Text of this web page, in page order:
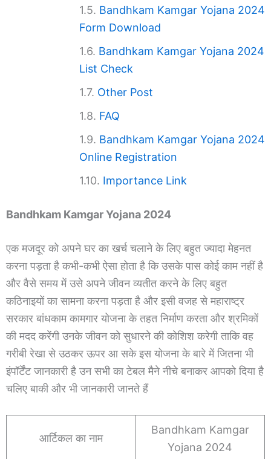
Bandhkam Kamgar Yojana 2024
Form Download
Bandhkam Kamgar Yojana 2024
List Check
Other Post
FAQ
Bandhkam Kamgar Yojana 2024
Online Registration
Importance Link
Bandhkam Kamgar Yojana 2024
एक मजदूर को अपने घर का खर्च चलाने के लिए बहुत ज्यादा मेहनत
करना पड़ता है कभी-कभी ऐसा होता है कि उसके पास कोई काम नहीं है
और वैसे समय में उसे अपने जीवन व्यतीत करने के लिए बहुत
कठिनाइयों का सामना करना पड़ता है और इसी वजह से महाराष्ट्र
सरकार बांधकाम कामगार योजना के तहत निर्माण करता और श्रमिकों
की मदद करेंगी उनके जीवन को सुधारने की कोशिश करेगी ताकि वह
गरीबी रेखा से उठकर ऊपर आ सके इस योजना के बारे में जितना भी
इंपॉर्टेंट जानकारी है उन सभी का टेबल मैने नीचे बनाकर आपको दिया है
चलिए बाकी और भी जानकारी जानते हैं
आर्टिकल का नाम
Bandhkam Kamgar
Yojana 2024